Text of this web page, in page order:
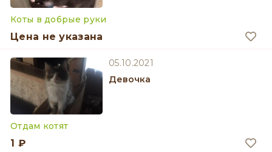
Коты в добрые руки
Цена не указана
05.10.2021
девочка
Отдам котят
1 ₽